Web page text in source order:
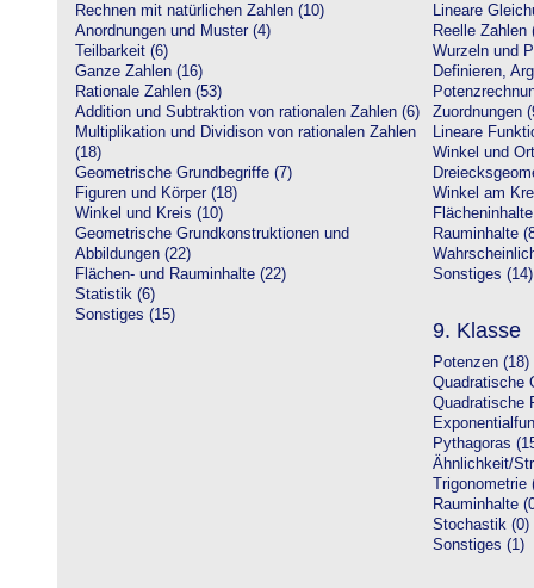
Rechnen mit natürlichen Zahlen (10)
Anordnungen und Muster (4)
Teilbarkeit (6)
Ganze Zahlen (16)
Rationale Zahlen (53)
Addition und Subtraktion von rationalen Zahlen (6)
Multiplikation und Dividison von rationalen Zahlen
(18)
Geometrische Grundbegriffe (7)
Figuren und Körper (18)
Winkel und Kreis (10)
Geometrische Grundkonstruktionen und
Abbildungen (22)
Flächen- und Rauminhalte (22)
Statistik (6)
Sonstiges (15)
Lineare
Reelle Zahlen
Wurzeln und
Definieren,
Zuordnungen
Lineare
Winkel und
Winkel am
Rauminhalte
Sonstiges (14)
9. Klasse
Potenzen (18)
Quadratische
Quadratische
Pythagoras
Ähnlichkeit/
Trigonometrie
Rauminhalte
Stochastik (0)
Sonstiges (1)